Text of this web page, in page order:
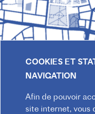
COOKIES ET
NAVIGATION
Afin de pouvoir
site internet, vous